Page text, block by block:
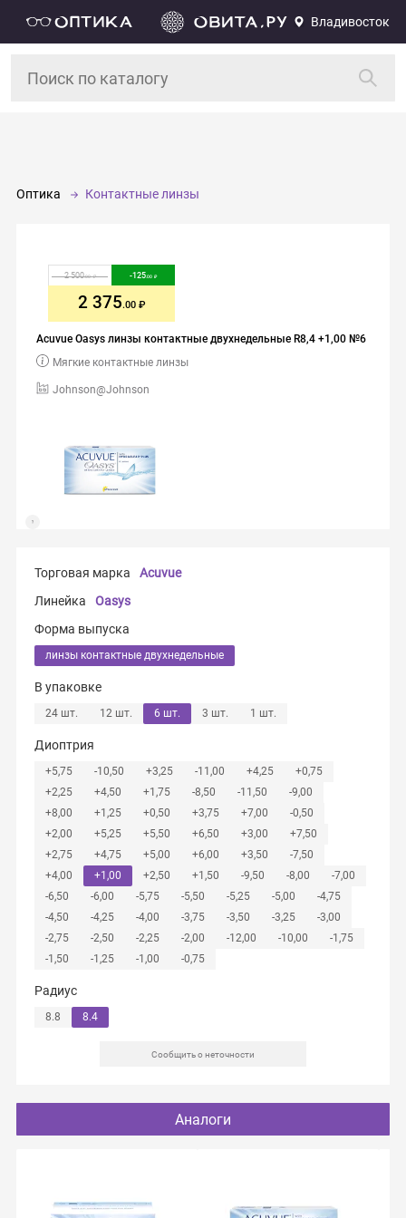
Владивосток
Оптика Контактные линзы
Acuvue Oasys линзы контактные двухнедельные R8,4 +1,00 №6
Johnson@Johnson
Мягкие контактные линзы
2 500.00 -125.00
2 375.00
Торговая марка
Acuvue
Линейка
Oasys
Форма выпуска
линзы контактные двухнедельные
В упаковке
24 шт. 12 шт. 6 шт. 3 шт. 1 шт.
Диоптрия
+5,75 -10,50 +3,25 -11,00 +4,25
+0,75
+2,25
+4,50 +1,75 -8,50 -11,50
-9,00
+8,00
+1,25 +0,50 +3,75 +7,00
-0,50
+2,00
+5,25 +5,50 +6,50 +3,00
+7,50
+2,75
+4,75 +5,00 +6,00 +3,50
-7,50
+4,00
+1,00 +2,50 +1,50 -9,50 -8,00
-7,00
-6,50
-6,00 -5,75 -5,50 -5,25 -5,00
-4,75
-4,50
-4,25 -4,00 -3,75 -3,50 -3,25
-3,00
-2,75
-2,50 -2,25 -2,00 -12,00 -10,00
-1,75
-1,50
-1,25 -1,00 -0,75
Радиус
8.8 8.4
Сообщить о неточности
Аналоги